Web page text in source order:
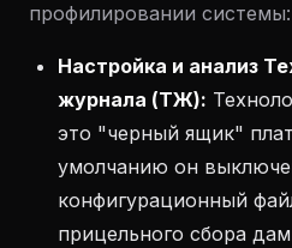
профилировании системы:
Настройка и анализ
журнала (ТЖ):
это "черный ящик"
умолчанию он
конфигурационный
прицельного сбора